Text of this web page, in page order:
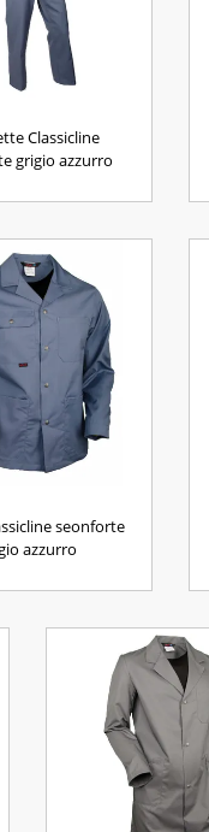
Classicline
grigio azzurro
seonforte
azzurro